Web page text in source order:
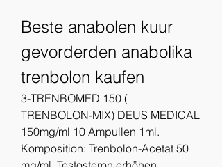
Beste anabolen kuur
gevorderden anabolika
trenbolon kaufen
3-TRENBOMED 150 (
TRENBOLON-MIX) DEUS MEDICAL
150mg/ml 10 Ampullen 1ml.
Komposition: Trenbolon-Acetat 50